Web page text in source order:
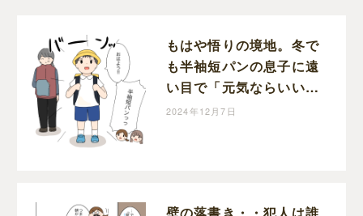
もはや悟りの境地。冬で
も半袖短パンの息子に遠
い目で「元気ならいい」
と呟く母｜めめの育児絵
2024年12月7日
壁の落書き・・犯人は誰